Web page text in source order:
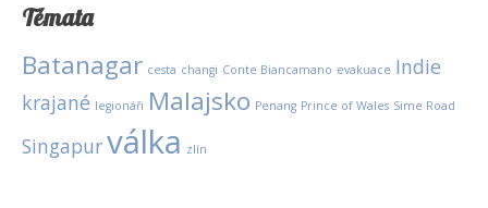
Témata
Batanagar cesta changi Conte Biancamano evakuace Indie
krajané legionáři Malajsko Penang Prince of Wales Sime Road
Singapurválka zlín